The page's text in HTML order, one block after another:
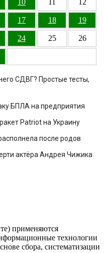
17 18 19
24 25 26
СДВГ? Простые тесты,
БПЛА на предприятия
Patriot на Украину
после родов
актёра Андрея Чижика
применяются
технологии
сбора, систематизации